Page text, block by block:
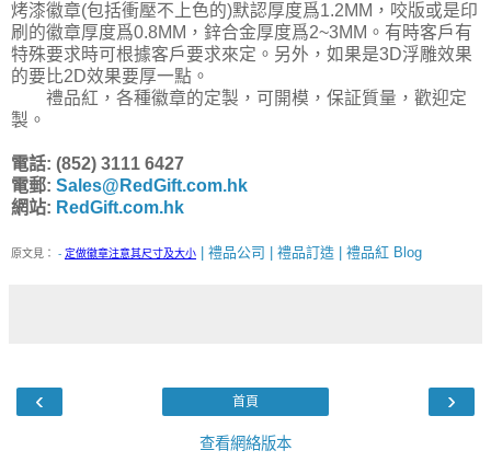
烤漆徽章(包括衝壓不上色的)默認厚度爲1.2MM，咬版或是印
刷的徽章厚度爲0.8MM，鋅合金厚度爲2~3MM。有時客戶有
特殊要求時可根據客戶要求來定。另外，如果是3D浮雕效果
的要比2D效果要厚一點。
禮品紅，各種徽章的定製，可開模，保証質量，歡迎定
製。
電話: (852) 3111 6427
電郵: Sales@RedGift.com.hk
網站: RedGift.com.hk
原文見： - 定做徽章注意其尺寸及大小 | 禮品公司 | 禮品訂造 | 禮品紅 Blog
‹ ›
首頁
查看網絡版本